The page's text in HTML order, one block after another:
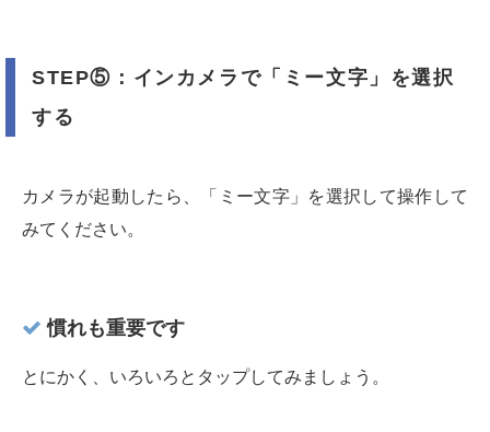
STEP⑤：インカメラで「ミー文字」を選択
する
カメラが起動したら、「ミー文字」を選択して操作して
みてください。
慣れも重要です
とにかく、いろいろとタップしてみましょう。